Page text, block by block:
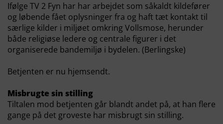
Ifølge TV 2 Fyn har har arbejdet som såkaldt kildefører
og løbende fået oplysninger fra og haft tæt kontakt til
særlige kilder i miljøet omkring Vollsmose, herunder
både religiøse ledere og centrale figurer i det
organiserede bandemiljø i bydelen. (Berlingske)
Betjenten er nu hjemsendt.
Misbrugte sin stilling
Tiltalen mod betjenten går blandt andet på, at han flere
gange på det groveste har misbrugt sin stilling.